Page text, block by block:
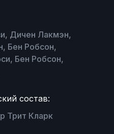
Дичен Лакмэн,
Бен Робсон,
Бен Робсон,
состав:
Трит Кларк